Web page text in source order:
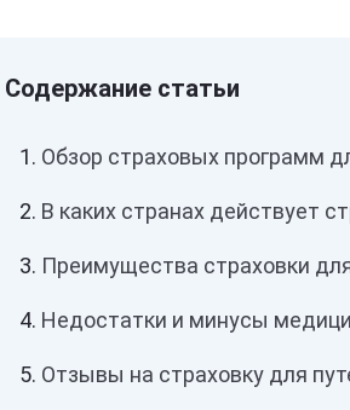
Обзор страховых программ
В каких странах действует
Преимущества страховки
Недостатки и минусы
Отзывы на страховку для